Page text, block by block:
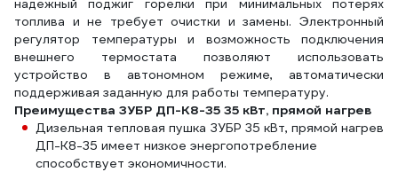
надежный поджиг горелки при минимальных потерях
топлива и не требует очистки и замены. Электронный
регулятор температуры и возможность подключения
внешнего термостата позволяют использовать
устройство в автономном режиме, автоматически
поддерживая заданную для работы температуру.
Преимущества ЗУБР ДП-К8-35 35 кВт, прямой нагрев
Дизельная тепловая пушка ЗУБР 35 кВт, прямой нагрев
ДП-К8-35 имеет низкое энергопотребление
способствует экономичности.